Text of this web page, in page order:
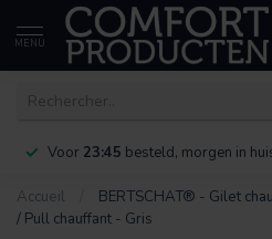
MENU
Voor 23:45 besteld, morgen in
Accueil
BERTSCHAT® - Gilet
/ Pull chauffant - Gris